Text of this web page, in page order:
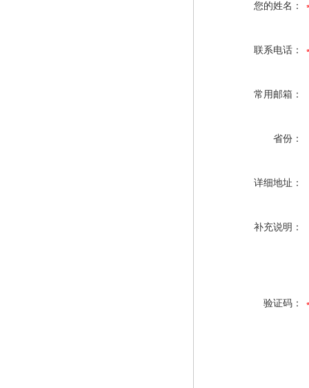
您的姓名：
联系电话：
常用邮箱：
省份：
详细地址：
补充说明：
验证码：